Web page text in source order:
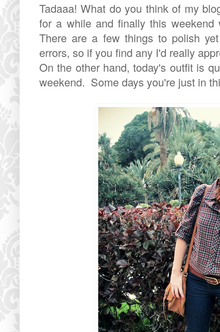
Tadaaa! What do you think of my
for a while and finally this
There are a few things to polish
errors, so if you find any I'd really
On the other hand, today's outfit is
weekend. Some days you're just in